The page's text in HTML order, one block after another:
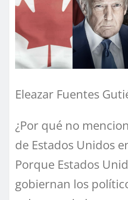
Eleazar Fuentes
¿Por qué no
de Estados Unidos
Porque Estados
gobiernan los